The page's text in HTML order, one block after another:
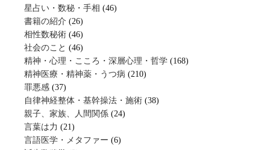
星占い・数秘・手相 (46)
書籍の紹介 (26)
相性数秘術 (46)
社会のこと (46)
精神・心理・こころ・深層心理・哲学 (168)
精神医療・精神薬・うつ病 (210)
罪悪感 (37)
自律神経整体・基幹操法・施術 (38)
親子、家族、人間関係 (24)
言葉は力 (21)
言語医学・メタファー (6)